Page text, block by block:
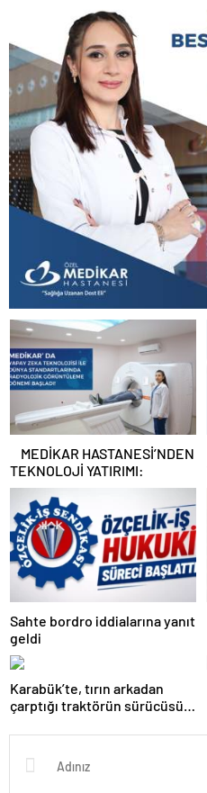
MEDİKAR HASTANESİ’NDEN
TEKNOLOJİ YATIRIMI:
Sahte bordro iddialarına yanıt
geldi
Karabük’te, tırın arkadan
çarptığı traktörün sürücüsü